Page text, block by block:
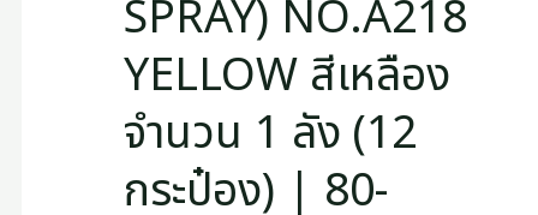
SPRAY) NO.A218
YELLOW สีเหลือง
จำนวน 1 ลัง (12
กระป๋อง) | 80-